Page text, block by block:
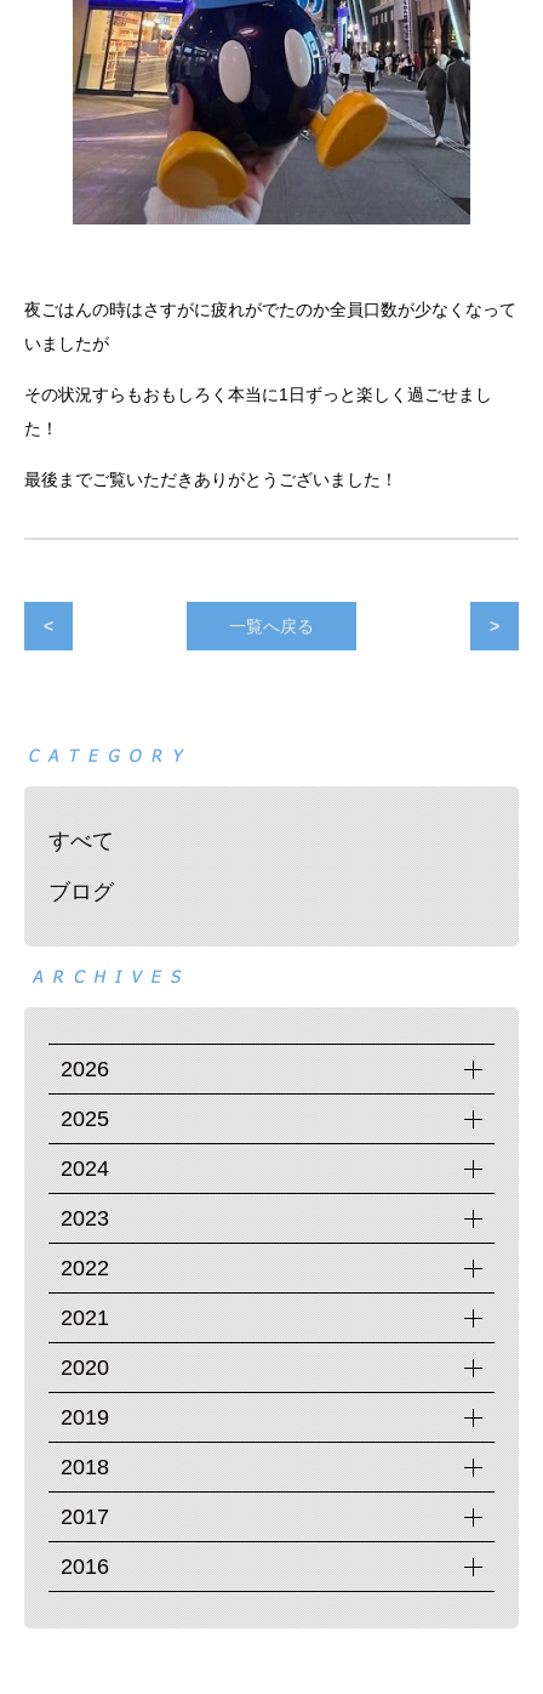
夜ごはんの時はさすがに疲れがでたのか全員口数が少なくなって
いましたが
その状況すらもおもしろく本当に1日ずっと楽しく過ごせまし
た！
最後までご覧いただきありがとうございました！
< 一覧へ戻る >
すべて
ブログ
2026
2025
2024
2023
2022
2021
2020
2019
2018
2017
2016